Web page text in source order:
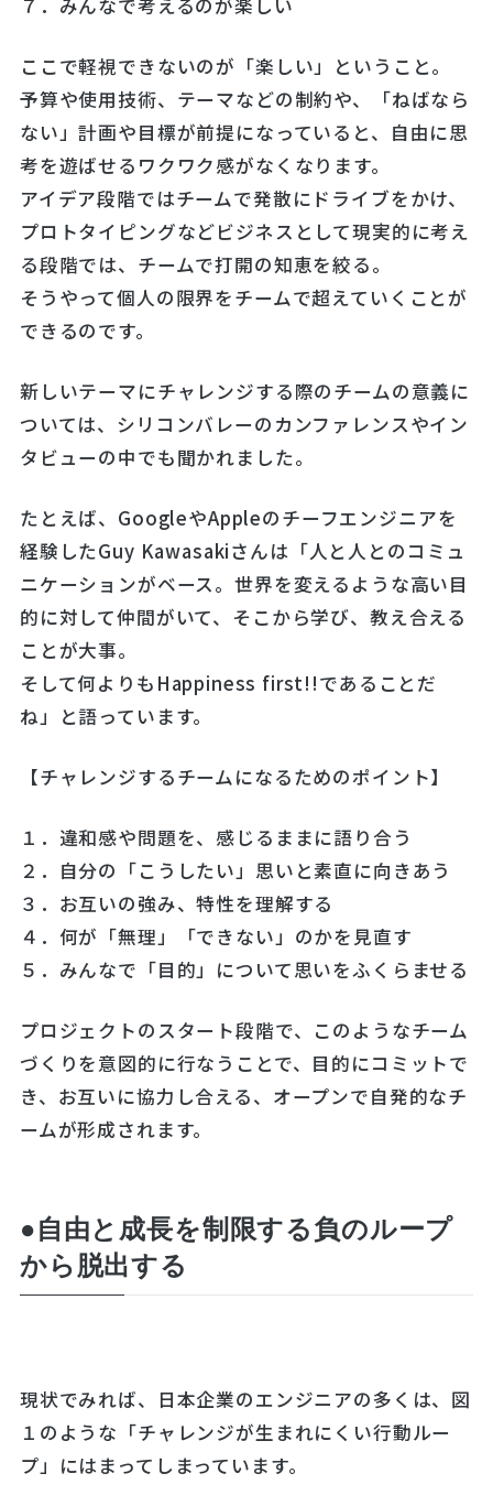
ここで軽視できないのが「楽しい」ということ。
予算や使用技術、テーマなどの制約や、「ねばなら
ない」計画や目標が前提になっていると、自由に思
考を遊ばせるワクワク感がなくなります。
アイデア段階ではチームで発散にドライブをかけ、
プロトタイピングなどビジネスとして現実的に考え
る段階では、チームで打開の知恵を絞る。
そうやって個人の限界をチームで超えていくことが
できるのです。
新しいテーマにチャレンジする際のチームの意義に
ついては、シリコンバレーのカンファレンスやイン
タビューの中でも聞かれました。
たとえば、GoogleやAppleのチーフエンジニアを
経験したGuy Kawasakiさんは「人と人とのコミュ
ニケーションがベース。世界を変えるような高い目
的に対して仲間がいて、そこから学び、教え合える
ことが大事。
そして何よりもHappiness first!!であることだ
ね」と語っています。
【チャレンジするチームになるためのポイント】
１．違和感や問題を、感じるままに語り合う
２．自分の「こうしたい」思いと素直に向きあう
３．お互いの強み、特性を理解する
４．何が「無理」「できない」のかを見直す
５．みんなで「目的」について思いをふくらませる
プロジェクトのスタート段階で、このようなチーム
づくりを意図的に行なうことで、目的にコミットで
き、お互いに協力し合える、オープンで自発的なチ
ームが形成されます。
●自由と成長を制限する負のループ
から脱出する
現状でみれば、日本企業のエンジニアの多くは、図
１のような「チャレンジが生まれにくい行動ルー
プ」にはまってしまっています。